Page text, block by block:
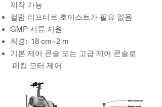
제작 가능
컬럼 리프터로 호이스트가 필요 없음
GMP 서류 지원
직경: 18 cm~2 m
기본 제어 콘솔 또는 고급 제어 콘솔로
패킹 모터 제어